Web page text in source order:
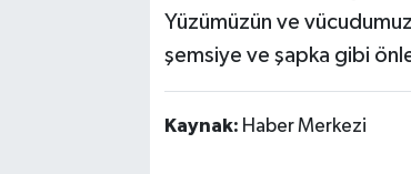
Yüzümüzün ve
şemsiye ve şapka gibi
Kaynak: Haber Merkezi